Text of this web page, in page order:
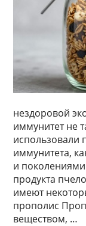
нездоровой
иммунитет не
использовали
иммунитета,
и
продукта
имеют
прополис
веществом, …